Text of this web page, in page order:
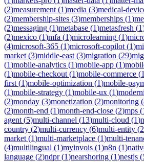
(2)measurement (1)media (3)medical-
(2)membership-sites (3)memberships (1)
(2)messaging (1)metabase (1)metasfresh (1
(2)mexico (1)mfa (1)microlearning (1)
(4)microsoft-365 (1)microsoft-copilot (1)
market (3)middle-east (3)migration (29)
(1)mobile-analytics (1)mobile-app (1)
(1)mobile-checkout (1)mobile-commerce (
first (1)mobile-optimization (1)mobile-
(1)mobile-strategy (1)mobile-ux (1)
(2)monday (3)monetization (2)monitoring (
(2)month-end (1)month-end-close (2)mps (
agent (5)multi-channel (13)multi-cloud (1)
country (2)multi-currency (6)multi-entity (2
market (1)multi-marketplace (1)multi-
(4)multilingual (1)myinvois (1)n8n (1)
language (2)ndpr(1)nearshoring (1)nestjs (